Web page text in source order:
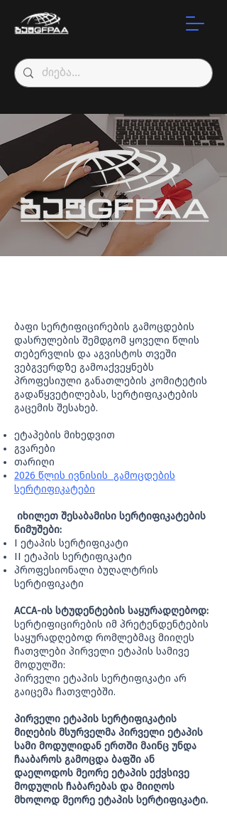
ბაფი სერტიფიცირების გამოცდების
დასრულების შემდგომ ყოველი წლის
თებერვლის და აგვისტოს თვეში
ვებგვერდზე გამოაქვეყნებს
პროფესიული განათლების კომიტეტის
გადაწყვეტილებას, სერტიფიკატების
გაცემის შესახებ.
ეტაპების მიხედვით
გვარები
თარიღი
2026 წლის ივნისის გამოცდების
სერტიფიკატები
იხილეთ შესაბამისი სერტიფიკატების
ნიმუშები:
I ეტაპის სერტიფიკატი
II ეტაპის სერტიფიკატი
პროფესიონალი ბუღალტრის
სერტიფიკატი
ACCA-ის სტუდენტების საყურადღებოდ:
სერტიფიცირების იმ პრეტენდენტების
საყურადღებოდ რომლებმაც მიიღეს
ჩათვლები პირველი ეტაპის სამივე
მოდულში:
პირველი ეტაპის სერტიფიკატი არ
გაიცემა ჩათვლებში.
პირველი ეტაპის სერტიფიკატის
მიღების მსურველმა პირველი ეტაპის
სამი მოდულიდან ერთში მაინც უნდა
ჩააბაროს გამოცდა ბაფში ან
დაელოდოს მეორე ეტაპის ექვსივე
მოდულის ჩაბარებას და მიიღოს
მხოლოდ მეორე ეტაპის სერტიფიკატი.